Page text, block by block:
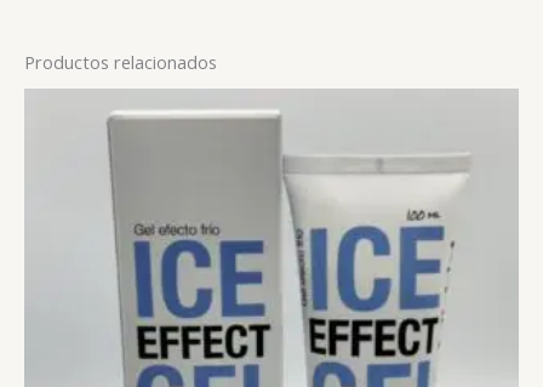
Productos relacionados